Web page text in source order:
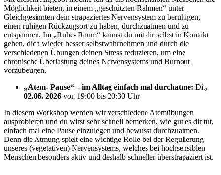
Möglichkeit bieten, in einem „geschützten Rahmen“ unter
Gleichgesinnten dein strapaziertes Nervensystem zu beruhigen,
einen ruhigen Rückzugsort zu haben, durchzuatmen und zu
entspannen. Im „Ruhe- Raum“ kannst du mit dir selbst in Kontakt
gehen, dich wieder besser selbstwahrnehmen und durch die
verschiedenen Übungen deinen Stress reduzieren, um eine
chronische Überlastung deines Nervensystems und Burnout
vorzubeugen.
„Atem- Pause“ – im Alltag einfach mal durchatme: Di.,
02.06. 2026 von 19:00 bis 20:30 Uhr
In diesem Workshop werden wir verschiedene Atemübungen
ausprobieren und du wirst sehr schnell bemerken, wie gut es dir tut,
einfach mal eine Pause einzulegen und bewusst durchzuatmen.
Denn die Atmung spielt eine wichtige Rolle bei der Regulierung
unseres (vegetativen) Nervensystems, welches bei hochsensiblen
Menschen besonders aktiv und deshalb schneller überstrapaziert ist.